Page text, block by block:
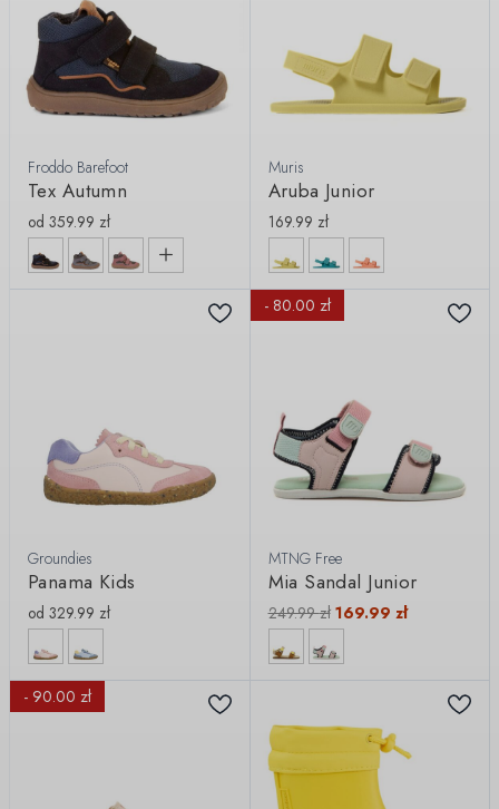
Froddo Barefoot
Tex Autumn
od 359.99 zł
Muris
Aruba Junior
169.99 zł
Groundies
Panama Kids
od 329.99 zł
- 80.00 zł
MTNG Free
Mia Sandal Junior
249.99zł 169.99 zł
- 90.00 zł